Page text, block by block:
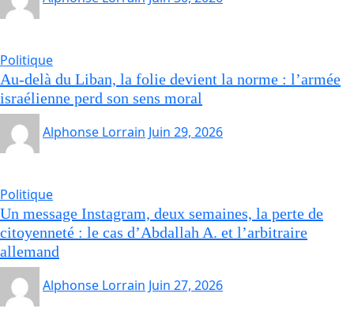
Politique
Au-delà du Liban, la folie devient la norme : l’armée
israélienne perd son sens moral
Alphonse Lorrain Juin 29, 2026
Politique
Un message Instagram, deux semaines, la perte de
citoyenneté : le cas d’Abdallah A. et l’arbitraire
allemand
Alphonse Lorrain Juin 27, 2026